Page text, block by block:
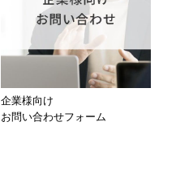
企業様向け
お問い合わせフォーム